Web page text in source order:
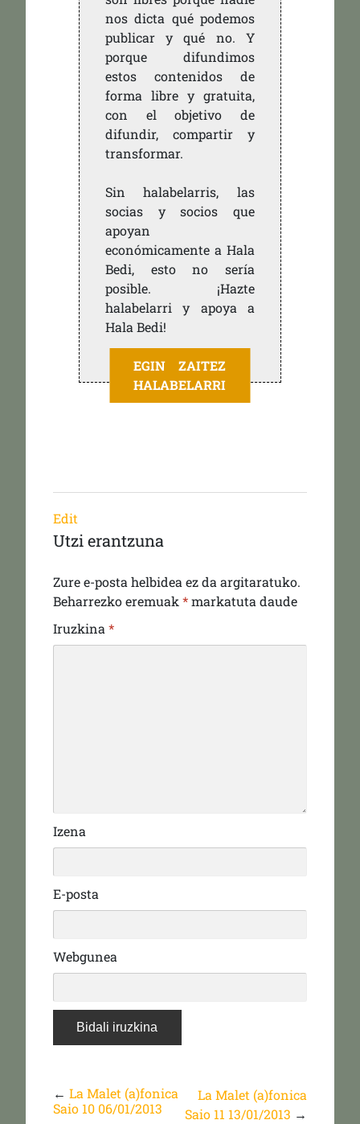
nos dicta qué podemos
publicar y qué no. Y
porque difundimos
estos contenidos de
forma libre y gratuita,
con el objetivo de
difundir, compartir y
transformar.
Sin halabelarris, las
socias y socios que
apoyan
económicamente a Hala
Bedi, esto no sería
posible. ¡Hazte
halabelarri y apoya a
Hala Bedi!
EGIN ZAITEZ
HALABELARRI
Edit
Utzi erantzuna
Zure e-posta helbidea ez da argitaratuko.
Beharrezko eremuak *markatuta daude
Iruzkina *
Izena
E-posta
Webgunea
← La Malet (a)fonica
Saio 10 06/01/2013
La Malet (a)fonica
Saio 11 13/01/2013 →